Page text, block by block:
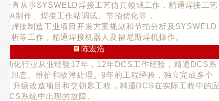
一直从事SYSWELD焊接工艺仿真领域工作，精通焊接工艺
制作、焊接工作站调试、节拍优化等，
责焊接制造工业项目开发方案规划和节拍分析及SYSWELD
析等工作，精通焊接机器人及福尼斯焊机操作。
陈宏浩
动化行业从业经验17年，12年DCS工作经验，精通DCS系
、组态、维护和故障处理。9年的工程经验，独立完成多个
、升级改造项目和交钥匙工程，精通DCS在实际工程中的
系统中出现的故障。